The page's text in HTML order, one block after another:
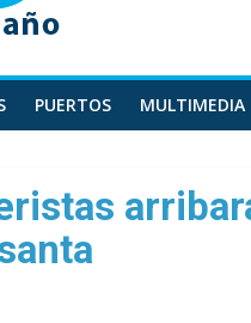
PUERTOS MULTIMEDIA